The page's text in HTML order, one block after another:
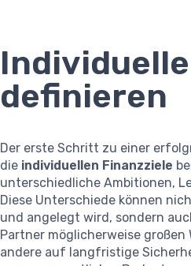
definieren
Der erste Schritt zu einer
die individuellen Finanzziele
unterschiedliche Ambitionen,
Diese Unterschiede können
und angelegt wird, sondern
Partner möglicherweise
andere auf langfristige